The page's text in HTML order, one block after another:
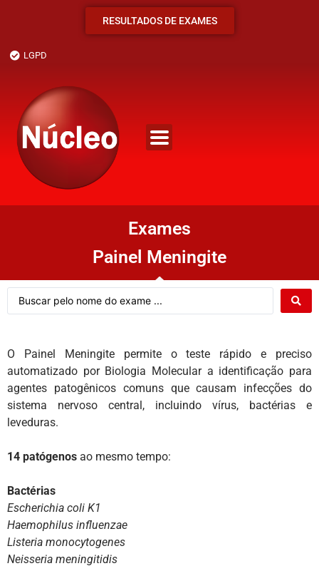
RESULTADOS DE EXAMES
LGPD
Exames
Painel Meningite
O Painel Meningite permite o teste rápido e preciso
automatizado por Biologia Molecular a identificação para
agentes patogênicos comuns que causam infecções do
sistema nervoso central, incluindo vírus, bactérias e
leveduras.
14 patógenos ao mesmo tempo:
Bactérias
Escherichia coli K1
Haemophilus influenzae
Listeria monocytogenes
Neisseria meningitidis